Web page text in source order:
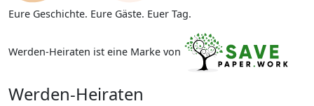
Eure Geschichte. Eure Gäste. Euer Tag.
Werden-Heiraten ist eine Marke von
Werden-Heiraten